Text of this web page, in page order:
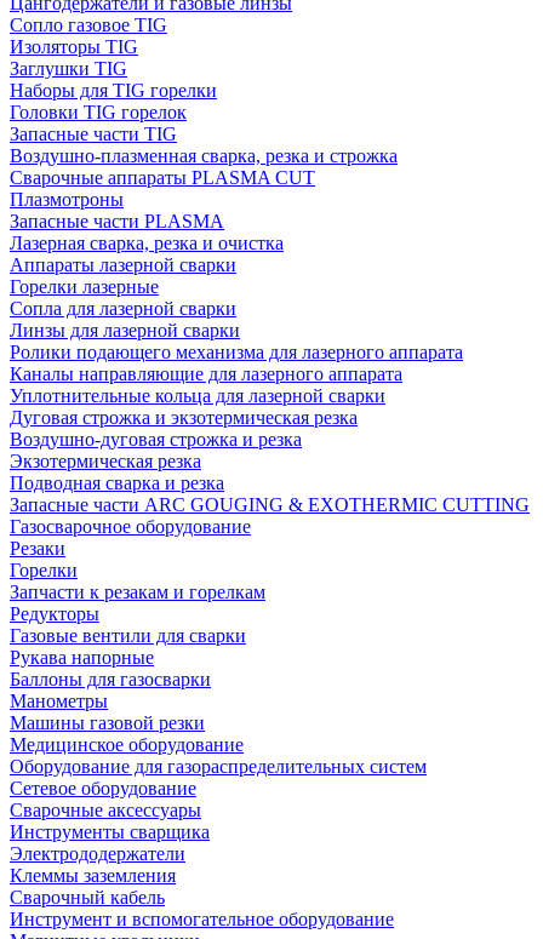
Сопло газовое TIG
Изоляторы TIG
Заглушки TIG
Наборы для TIG горелки
Головки TIG горелок
Запасные части TIG
Воздушно-плазменная сварка, резка и строжка
Сварочные аппараты PLASMA CUT
Плазмотроны
Запасные части PLASMA
Лазерная сварка, резка и очистка
Аппараты лазерной сварки
Горелки лазерные
Сопла для лазерной сварки
Линзы для лазерной сварки
Ролики подающего механизма для лазерного аппарата
Каналы направляющие для лазерного аппарата
Уплотнительные кольца для лазерной сварки
Дуговая строжка и экзотермическая резка
Воздушно-дуговая строжка и резка
Экзотермическая резка
Подводная сварка и резка
Запасные части ARC GOUGING & EXOTHERMIC CUTTING
Газосварочное оборудование
Резаки
Горелки
Запчасти к резакам и горелкам
Редукторы
Газовые вентили для сварки
Рукава напорные
Баллоны для газосварки
Манометры
Машины газовой резки
Медицинское оборудование
Оборудование для газораспределительных систем
Сетевое оборудование
Сварочные аксессуары
Инструменты сварщика
Электрододержатели
Клеммы заземления
Сварочный кабель
Инструмент и вспомогательное оборудование